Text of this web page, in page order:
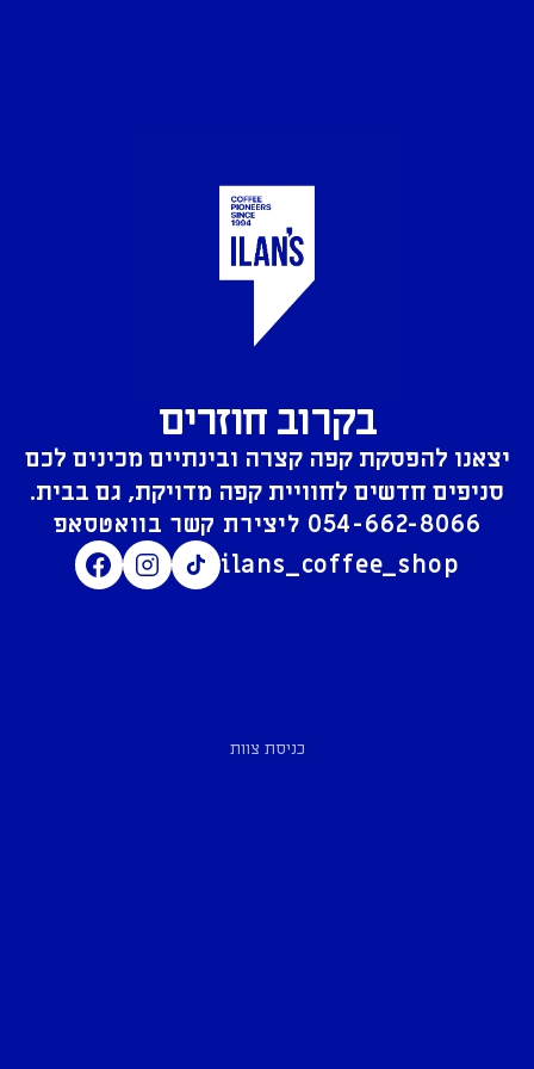
בקרוב חוזרים
יצאנו להפסקת קפה קצרה ובינתיים מכינים לכם
סניפים חדשים לחוויית קפה מדויקת, גם בבית.
054-662-8066
ilans_coffee_shop
כניסת צוות